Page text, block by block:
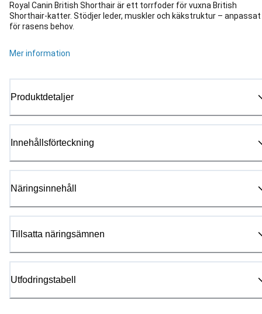
Royal Canin British Shorthair är ett torrfoder för vuxna British
Shorthair-katter. Stödjer leder, muskler och käkstruktur – anpassat
för rasens behov.
Mer information
Produktdetaljer
Innehållsförteckning
Näringsinnehåll
Tillsatta näringsämnen
Utfodringstabell